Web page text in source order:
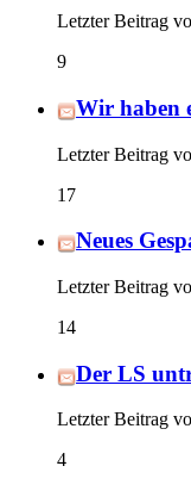
Letzter Beitrag
9
Wir haben
Letzter Beitrag
17
Neues
Letzter Beitrag
14
Der LS
Letzter Beitrag
4